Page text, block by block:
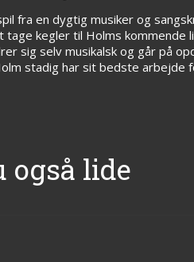
fra en dygtig musiker og
tage kegler til Holms
sig selv musikalsk og går på
stadig har sit bedste arbejde
også lide